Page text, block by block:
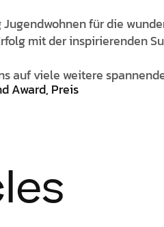
für die
mit der inspirierenden
auf viele weitere
Award, Preis